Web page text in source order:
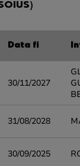
Data fi
30/11/2027
31/08/2028
30/09/2025